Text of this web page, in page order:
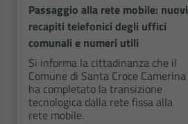
Passaggio alla rete mobile: nuovi
recapiti telefonici degli uffici
comunali e numeri utili
Si informa la cittadinanza che il
Comune di Santa Croce Camerina
ha completato la transizione
tecnologica dalla rete fissa alla
rete mobile.